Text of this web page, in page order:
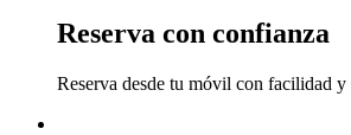
Reserva con confianza
Reserva desde tu móvil con facilidad y